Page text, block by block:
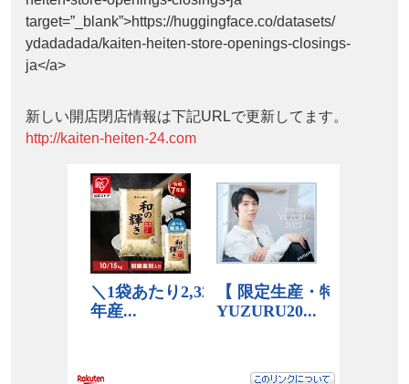
target=”_blank”>https://huggingface.co/datasets/
ydadadada/kaiten-heiten-store-openings-closings-
ja</a>
新しい開店閉店情報は下記URLで更新してます。
http://kaiten-heiten-24.com